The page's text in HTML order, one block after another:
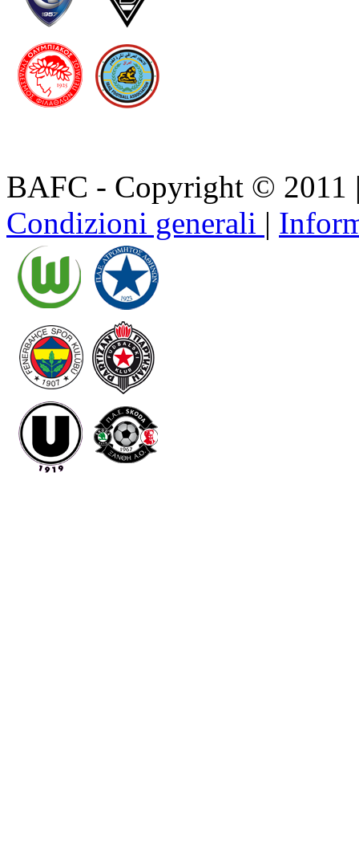
BAFC - Copyright © 2011
Condizioni generali |